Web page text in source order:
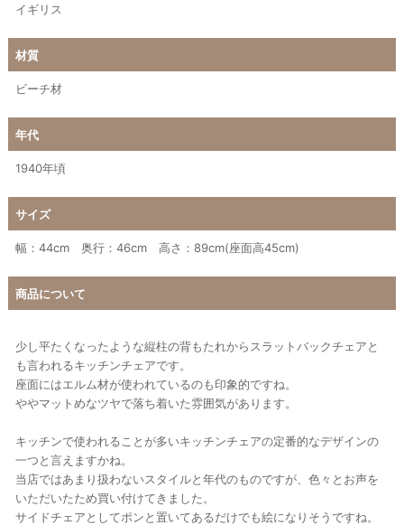
イギリス
材質
ビーチ材
年代
1940年頃
サイズ
幅：44cm 奥行：46cm 高さ：89cm(座面高45cm)
商品について
少し平たくなったような縦柱の背もたれからスラットバックチェアと
も言われるキッチンチェアです。
座面にはエルム材が使われているのも印象的ですね。
ややマットめなツヤで落ち着いた雰囲気があります。
キッチンで使われることが多いキッチンチェアの定番的なデザインの
一つと言えますかね。
当店ではあまり扱わないスタイルと年代のものですが、色々とお声を
いただいたため買い付けてきました。
サイドチェアとしてポンと置いてあるだけでも絵になりそうですね。